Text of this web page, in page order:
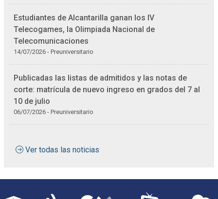
Estudiantes de Alcantarilla ganan los IV
Telecogames, la Olimpiada Nacional de
Telecomunicaciones
14/07/2026 - Preuniversitario
Publicadas las listas de admitidos y las notas de
corte: matrícula de nuevo ingreso en grados del 7 al
10 de julio
06/07/2026 - Preuniversitario
Ver todas las noticias